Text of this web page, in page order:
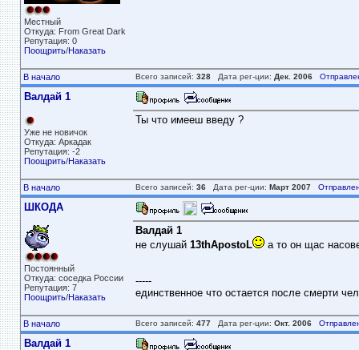
Местный
Откуда: From Great Dark
Репутация: 0
Поощрить/Наказать
В начало Всего записей: 328Дата рег-ции: Дек. 2006
Валдай 1
Уже не новичок
Откуда: Аркадак
Репутация: -2
Поощрить/Наказать
Ты что имееш введу ?
В начало Всего записей: 36Дата рег-ции: Март 2007
ШКОДА
Постоянный
Откуда: соседка России
Репутация: 7
Поощрить/Наказать
Валдай 1
не слушай 13thApostoL а то он щас
-----
единственное что остается после смерти
В начало Всего записей: 477Дата рег-ции: Окт. 2006
Валдай 1